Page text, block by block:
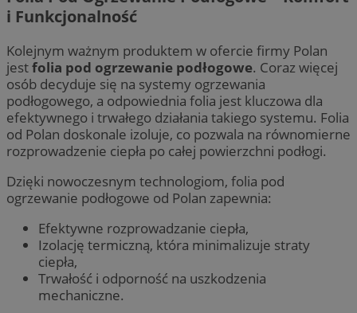
i Funkcjonalność
Kolejnym ważnym produktem w ofercie firmy Polan
jestfolia pod ogrzewanie podłogowe. Coraz więcej
osób decyduje się na systemy ogrzewania
podłogowego, a odpowiednia folia jest kluczowa dla
efektywnego i trwałego działania takiego systemu. Folia
od Polan doskonale izoluje, co pozwala na równomierne
rozprowadzenie ciepła po całej powierzchni podłogi.
Dzięki nowoczesnym technologiom, folia pod
ogrzewanie podłogowe od Polan zapewnia:
Efektywne rozprowadzanie ciepła,
Izolację termiczną, która minimalizuje straty
ciepła,
Trwałość i odporność na uszkodzenia
mechaniczne.